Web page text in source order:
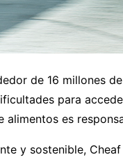
de 16 millones
para
es
y sostenible,